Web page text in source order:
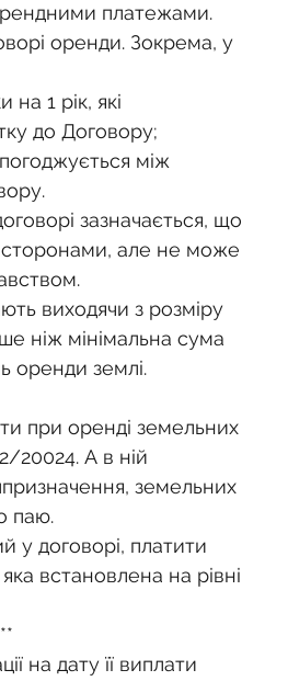
платежами.
оренди. Зокрема, у
1 рік, які
до Договору;
між
зазначається, що
сторонами, але не може
виходячи з розміру
ніж мінімальна сума
оренди землі.
при оренді земельних
20024. А в ній
земельних
паю.
у договорі, платити
встановлена на рівні
на дату її виплати